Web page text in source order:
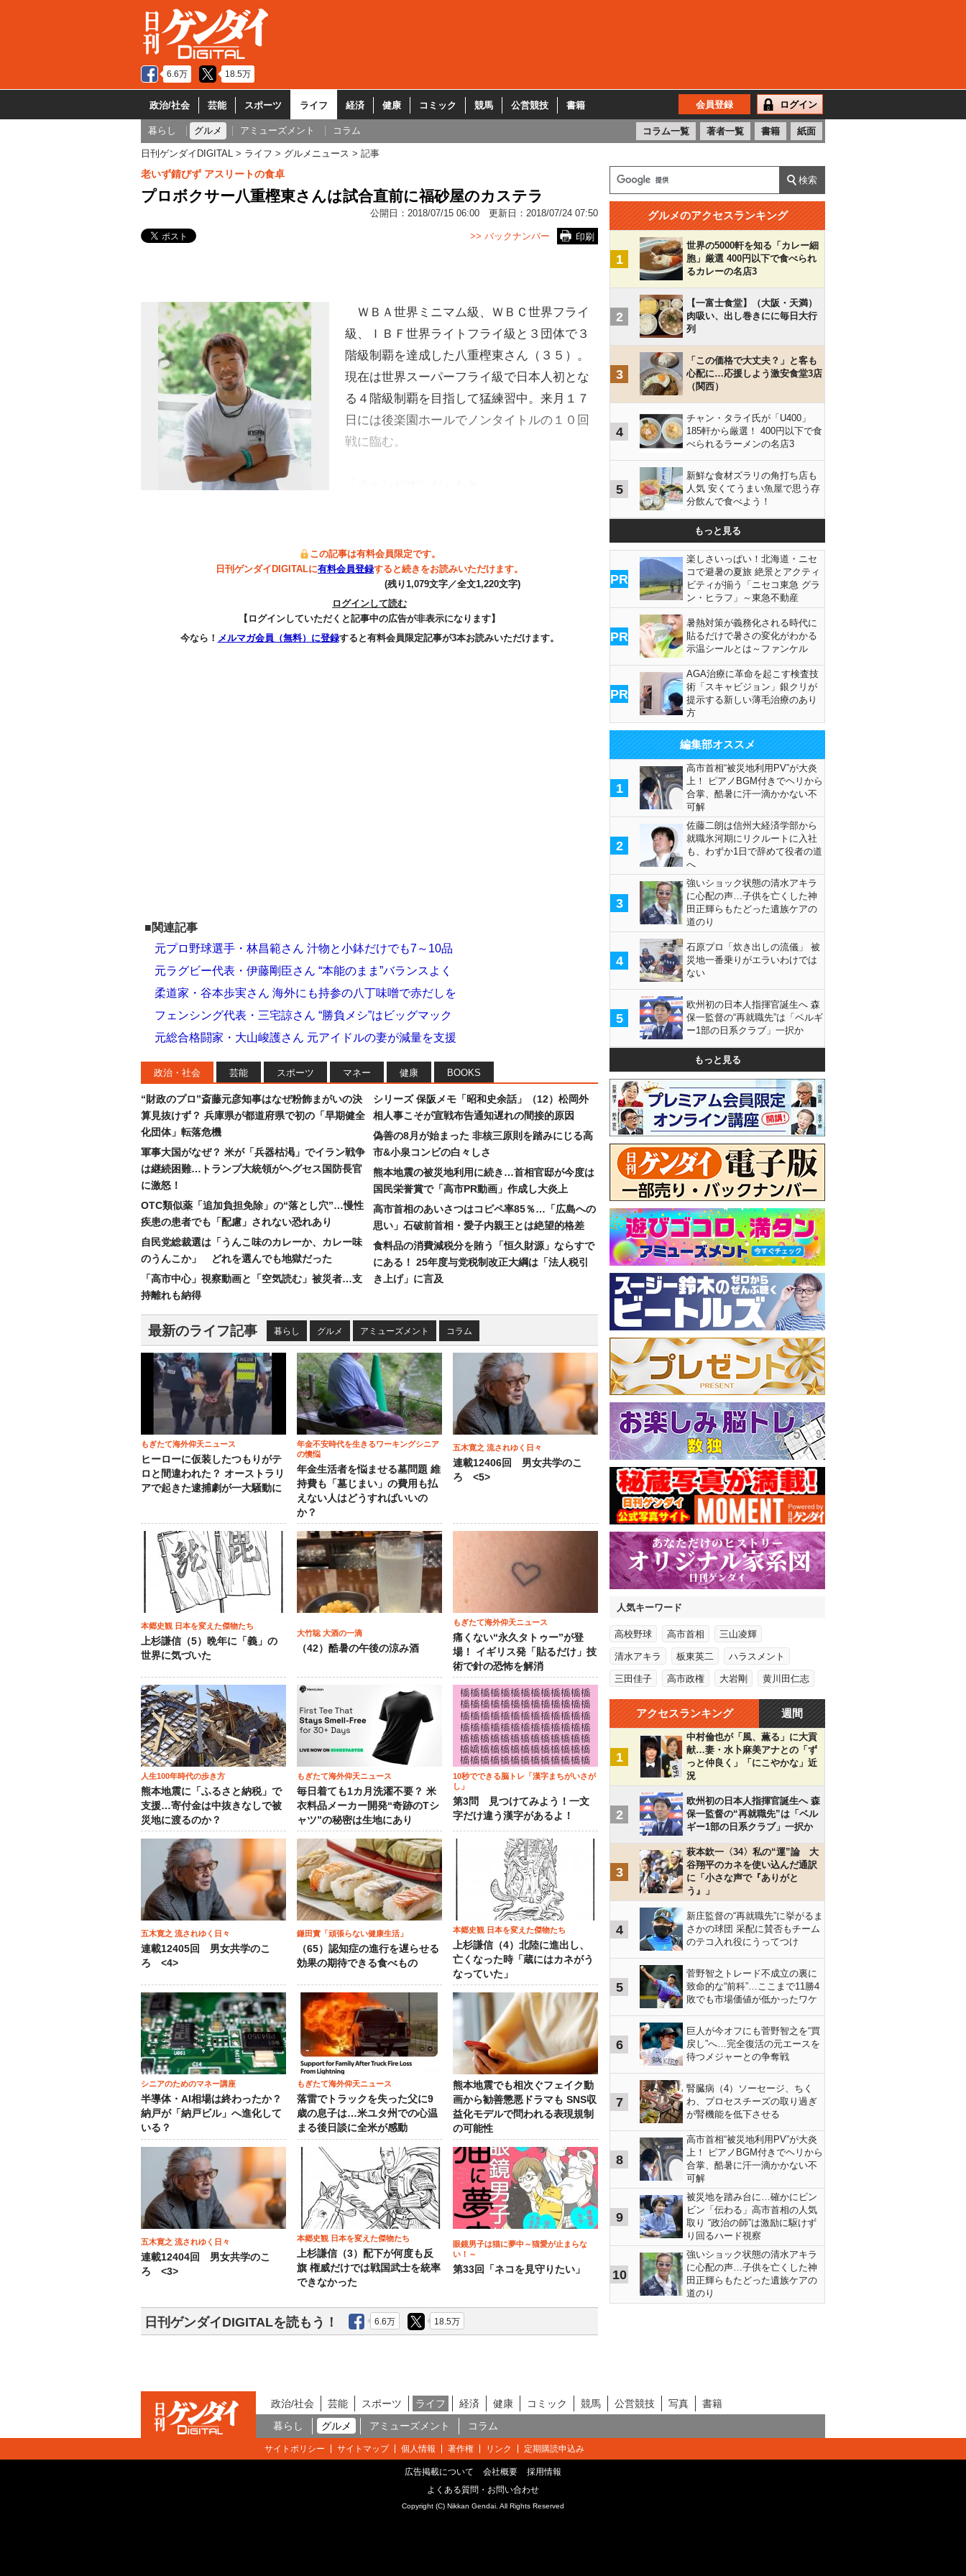
6.6万 18.5万
政治/社会 芸能 スポーツ ライフ 経済 健康 コミック 競馬 公営競技 書籍 会員登録 ログイン
暮らし グルメ アミューズメント コラム コラム一覧 著者一覧 書籍 紙面
日刊ゲンダイDIGITAL ライフ グルメニュース 記事
老いず錆びず アスリートの食卓
プロボクサー八重樫東さんは試合直前に福砂屋のカステラ
公開日： 2018/07/15 06:00 更新日： 2018/07/24 07:50
印刷
>> バックナンバー
ＷＢＡ世界ミニマム級、ＷＢＣ世界フライ
級、ＩＢＦ世界ライトフライ級と３団体で３
階級制覇を達成した八重樫東さん（３５）。
現在は世界スーパーフライ級で日本人初とな
る４階級制覇を目指して猛練習中。来月１７
日には後楽園ホールでノンタイトルの１０回
戦に臨む。
この記事は有料会員限定です。
日刊ゲンダイDIGITALに有料会員登録すると続きをお読みいただけます。
(残り1,079文字／全文1,220文字)
ログインして読む
【ログインしていただくと記事中の広告が非表示になります】
今なら！ メルマガ会員（無料）に登録すると有料会員限定記事が3本お読みいただけます。
■関連記事
元プロ野球選手・林昌範さん 汁物と小鉢だけでも7～10品
元ラグビー代表・伊藤剛臣さん “本能のまま”バランスよく
柔道家・谷本歩実さん 海外にも持参の八丁味噌で赤だしを
フェンシング代表・三宅諒さん “勝負メシ”はビッグマック
元総合格闘家・大山峻護さん 元アイドルの妻が減量を支援
政治・社会 芸能 スポーツ マネー 健康 BOOKS
“財政のプロ”斎藤元彦知事はなぜ粉飾まがいの決
算見抜けず？ 兵庫県が都道府県で初の「早期健全
化団体」転落危機
軍事大国がなぜ？ 米が「兵器枯渇」でイラン戦争
は継続困難…トランプ大統領がヘグセス国防長官
に激怒！
OTC類似薬「追加負担免除」の“落とし穴”…慢性
疾患の患者でも「配慮」されない恐れあり
自民党総裁選は「うんこ味のカレーか、カレー味
のうんこか」 どれを選んでも地獄だった
「高市中心」視察動画と「空気読む」被災者…支
持離れも納得
シリーズ 保阪メモ「昭和史余話」（12）松岡外
相人事こそが宣戦布告通知遅れの間接的原因
偽善の8月が始まった 非核三原則を踏みにじる高
市&小泉コンビの白々しさ
熊本地震の被災地利用に続き…首相官邸が今度は
国民栄誉賞で「高市PR動画」作成し大炎上
高市首相のあいさつはコピペ率85％…「広島への
思い」石破前首相・愛子内親王とは絶望的格差
食料品の消費減税分を賄う「恒久財源」ならすで
にある！ 25年度与党税制改正大綱は「法人税引
き上げ」に言及
最新のライフ記事 暮らし グルメ アミューズメント コラム
もぎたて海外仰天ニュース
ヒーローに仮装したつもりがテ
ロと間違われた？ オーストラリ
アで起きた逮捕劇が一大騒動に
年金不安時代を生きるワーキングシニア
の懊悩
年金生活者を悩ませる墓問題 維
持費も「墓じまい」の費用も払
えない人はどうすればいいの
か？
五木寛之 流されゆく日々
連載12406回 男女共学のこ
ろ <5>
本郷史観 日本を変えた傑物たち
上杉謙信（5）晩年に「義」の
世界に気づいた
大竹聡 大酒の一滴
（42）酷暑の午後の涼み酒
もぎたて海外仰天ニュース
痛くない“永久タトゥー”が登
場！ イギリス発「貼るだけ」技
術で針の恐怖を解消
人生100年時代の歩き方
熊本地震に「ふるさと納税」で
支援…寄付金は中抜きなしで被
災地に渡るのか？
もぎたて海外仰天ニュース
毎日着ても1カ月洗濯不要？ 米
衣料品メーカー開発“奇跡のTシ
ャツ”の秘密は生地にあり
10秒でできる脳トレ「漢字まちがいさが
し」
第3問 見つけてみよう！一文
字だけ違う漢字があるよ！
五木寛之 流されゆく日々
連載12405回 男女共学のこ
ろ <4>
鎌田實「頑張らない健康生活」
（65）認知症の進行を遅らせる
効果の期待できる食べもの
本郷史観 日本を変えた傑物たち
上杉謙信（4）北陸に進出し、
亡くなった時「蔵にはカネがう
なっていた」
シニアのためのマネー講座
半導体・AI相場は終わったか？
納戸が「納戸ビル」へ進化して
いる？
もぎたて海外仰天ニュース
落雷でトラックを失った父に9
歳の息子は…米ユタ州での心温
まる後日談に全米が感動
熊本地震でも相次ぐフェイク動
画から勧善懲悪ドラマも SNS収
益化モデルで問われる表現規制
の可能性
五木寛之 流されゆく日々
連載12404回 男女共学のこ
ろ <3>
本郷史観 日本を変えた傑物たち
上杉謙信（3）配下が何度も反
旗 権威だけでは戦国武士を統率
できなかった
眼鏡男子は猫に夢中～猫愛が止まらな
い！～
第33回「ネコを見守りたい」
日刊ゲンダイDIGITALを読もう！ 6.6万 18.5万
グルメのアクセスランキング
1
世界の5000軒を知る「カレー細
胞」厳選 400円以下で食べられ
るカレーの名店3
2
【一富士食堂】（大阪・天満）
肉吸い、出し巻きにに毎日大行
列
3
「この価格で大丈夫？」と客も
心配に…応援しよう激安食堂3店
（関西）
4
チャン・タライ氏が「U400」
185軒から厳選！ 400円以下で食
べられるラーメンの名店3
5
新鮮な食材ズラリの角打ち店も
人気 安くてうまい魚屋で思う存
分飲んで食べよう！
もっと見る
PR
楽しさいっぱい！北海道・ニセ
コで避暑の夏旅 絶景とアクティ
ビティが揃う「ニセコ東急 グラ
ン・ヒラフ」～東急不動産
PR
暑熱対策が義務化される時代に
貼るだけで暑さの変化がわかる
示温シールとは～ファンケル
PR
AGA治療に革命を起こす検査技
術「スキャビジョン」銀クリが
提示する新しい薄毛治療のあり
方
編集部オススメ
1
高市首相“被災地利用PV”が大炎
上！ ピアノBGM付きでヘリから
合掌、酷暑に汗一滴かかない不
可解
2
佐藤二朗は信州大経済学部から
就職氷河期にリクルートに入社
も、わずか1日で辞めて役者の道
へ
3
強いショック状態の清水アキラ
に心配の声…子供を亡くした神
田正輝らもたどった遺族ケアの
道のり
4
石原プロ「炊き出しの流儀」 被
災地一番乗りがエラいわけでは
ない
5
欧州初の日本人指揮官誕生へ 森
保一監督の“再就職先”は「ベルギ
ー1部の日系クラブ」一択か
もっと見る
人気キーワード
高校野球 高市首相 三山凌輝
清水アキラ 板東英二 ハラスメント
三田佳子 高市政権 大岩剛 黄川田仁志
アクセスランキング 週間
1
中村倫也が「風、薫る」に大貢
献…妻・水卜麻美アナとの「ず
っと仲良く」「にこやかな」近
況
2
欧州初の日本人指揮官誕生へ 森
保一監督の“再就職先”は「ベル
ギー1部の日系クラブ」一択か
3
萩本欽一〈34〉私の“運”論 大
谷翔平のカネを使い込んだ通訳
に「小さな声で『ありがと
う』」
4
新庄監督の“再就職先”に挙がるま
さかの球団 采配に賛否もチーム
のテコ入れ役にうってつけ
5
菅野智之トレード不成立の裏に
致命的な“前科”…ここまで11勝4
敗でも市場価値が低かったワケ
6
巨人が今オフにも菅野智之を“買
戻し”へ…完全復活の元エースを
待つメジャーとの争奪戦
7
腎臓病（4）ソーセージ、ちく
わ、プロセスチーズの取り過ぎ
が腎機能を低下させる
8
高市首相“被災地利用PV”が大炎
上！ ピアノBGM付きでヘリから
合掌、酷暑に汗一滴かかない不
可解
9
被災地を踏み台に…確かにビン
ビン「伝わる」高市首相の人気
取り “政治の師”は激励に駆けず
り回るハード視察
10
強いショック状態の清水アキラ
に心配の声…子供を亡くした神
田正輝らもたどった遺族ケアの
道のり
政治/社会 芸能 スポーツ ライフ 経済 健康 コミック 競馬 公営競技 写真
書籍
暮らし
グルメ アミューズメント コラム
サイトポリシー サイトマップ 個人情報 著作権 リンク 定期購読申込み
広告掲載について 会社概要
採用情報
よくある質問・お問い合わせ
Copyright (C) Nikkan Gendai. All Rights Reserved